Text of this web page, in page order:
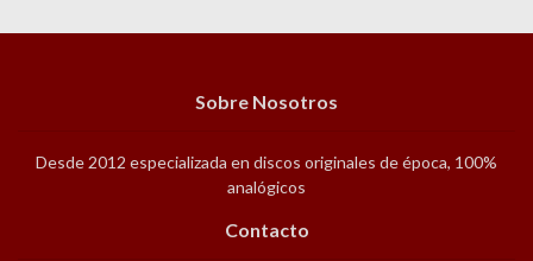
Sobre Nosotros
Desde 2012 especializada en discos originales de época, 100%
analógicos
Contacto